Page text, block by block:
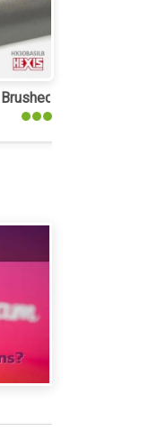
Aluminium